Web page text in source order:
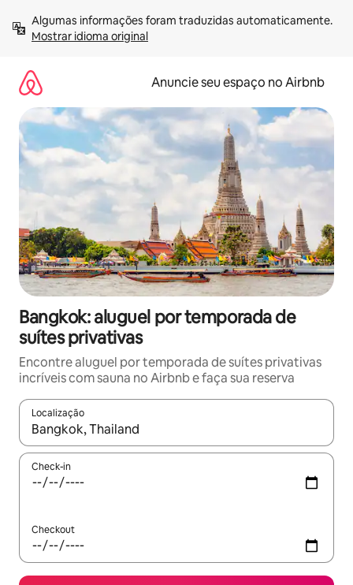
para
Mostrar idioma original
Anuncie seu espaço no Airbnb
Bangkok: aluguel por temporada de
suítes privativas
Encontre aluguel por temporada de suítes privativas
incríveis com sauna no Airbnb e faça sua reserva
Localização
Quando os resultados estiverem disponíveis, explore-os
Check-in
Checkout